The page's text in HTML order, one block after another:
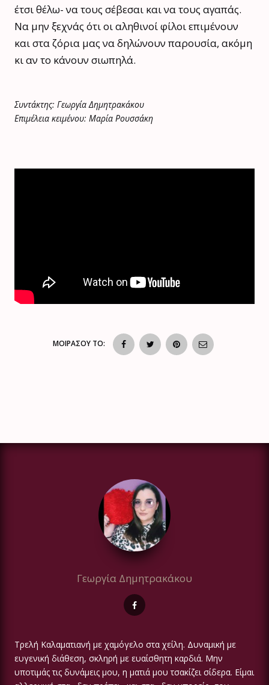
έτσι θέλω- να τους σέβεσαι και να τους αγαπάς.
Να μην ξεχνάς ότι οι αληθινοί φίλοι επιμένουν
και στα ζόρια μας να δηλώνουν παρουσία, ακόμη
κι αν το κάνουν σιωπηλά.
Συντάκτης: Γεωργία Δημητρακάκου
Επιμέλεια κειμένου: Μαρία Ρουσσάκη
ΜΟΙΡΑΣΟΥ ΤΟ:
Γεωργία Δημητρακάκου
Τρελή Καλαματιανή με χαμόγελο στα χείλη. Δυναμική με
ευγενική διάθεση, σκληρή με ευαίσθητη καρδιά. Μην
υποτιμάς τις δυνάμεις μου, η ματιά μου τσακίζει σίδερα. Είμαι